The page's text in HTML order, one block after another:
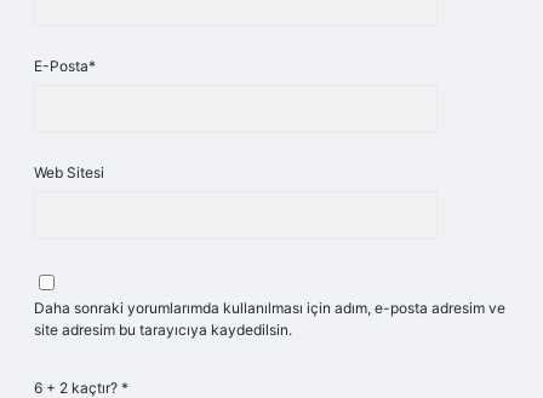
E-Posta*
Web Sitesi
Daha sonraki yorumlarımda kullanılması için adım, e-posta adresim ve
site adresim bu tarayıcıya kaydedilsin.
6 + 2 kaçtır? *